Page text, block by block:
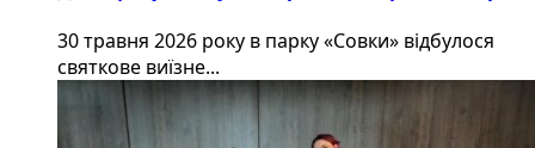
30 травня 2026 року в парку «Совки» відбулося
святкове виїзне...